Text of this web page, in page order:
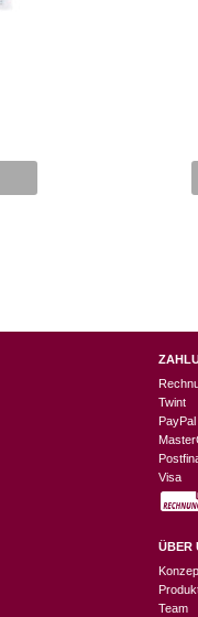
Twint
PayPal
Visa
ÜBER
Team